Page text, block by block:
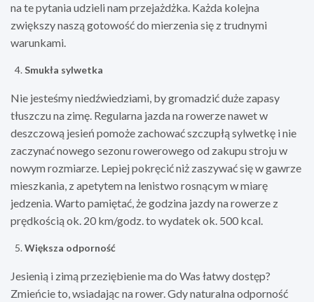
na te pytania udzieli nam przejażdżka. Każda kolejna
zwiększy naszą gotowość do mierzenia się z trudnymi
warunkami.
Smukła sylwetka
Nie jesteśmy niedźwiedziami, by gromadzić duże zapasy
tłuszczu na zimę. Regularna jazda na rowerze nawet w
deszczową jesień pomoże zachować szczupłą sylwetkę i nie
zaczynać nowego sezonu rowerowego od zakupu stroju w
nowym rozmiarze. Lepiej pokręcić niż zaszywać się w gawrze
mieszkania, z apetytem na lenistwo rosnącym w miarę
jedzenia. Warto pamiętać, że godzina jazdy na rowerze z
prędkością ok. 20 km/godz. to wydatek ok. 500 kcal.
Większa odporność
Jesienią i zimą przeziębienie ma do Was łatwy dostęp?
Zmieńcie to, wsiadając na rower. Gdy naturalna odporność